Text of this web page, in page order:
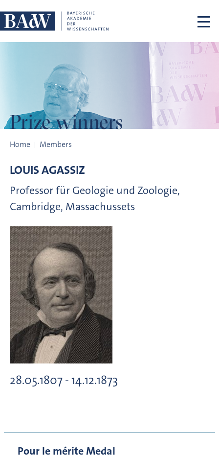
Prize winners
Home Members
LOUISAGASSIZ
Professor für Geologie und Zoologie,
Cambridge, Massachussets
28.05.1807 - 14.12.1873
Pour le mérite Medal